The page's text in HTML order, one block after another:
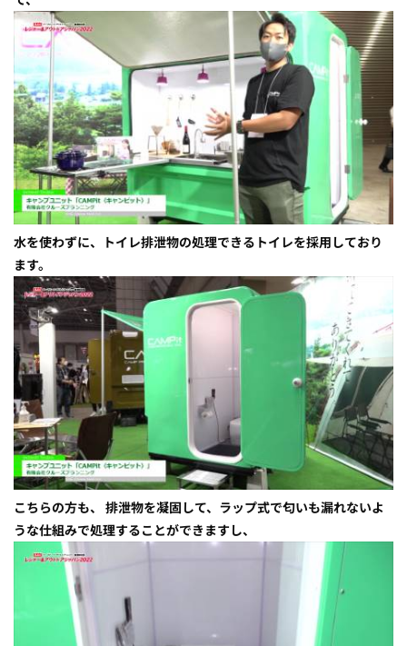
水を使わずに、トイレ排泄物の処理できるトイレを採用しており
ます。
こちらの方も、 排泄物を凝固して、ラップ式で匂いも漏れないよ
うな仕組みで処理することができますし、